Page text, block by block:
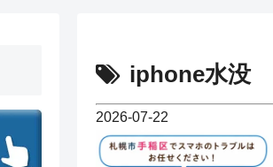
iphone水没
2026-07-22